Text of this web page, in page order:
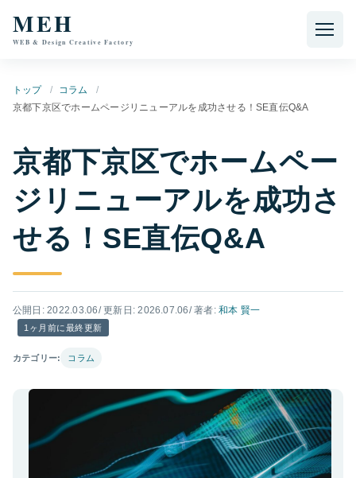
MEH
WEB & Design Creative Factory
トップ
コラム
京都下京区でホームページリニューアルを成功させる！SE直伝Q&A
京都下京区でホームペー
ジリニューアルを成功さ
せる！SE直伝Q&A
公開日: 2022.03.06/ 更新日: 2026.07.06/ 著者:和本 賢一
1ヶ月前に最終更新
カテゴリー: コラム